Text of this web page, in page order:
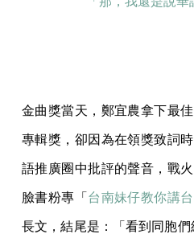
金曲獎當天，鄭宜農拿下最
專輯獎，卻因為在領獎致詞
語推廣圈中批評的聲音，戰
臉書粉專「 台南妹仔教你講
長文，結尾是：「看到同胞